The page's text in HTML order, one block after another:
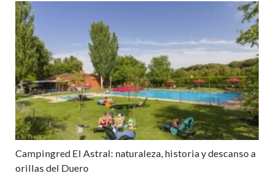
Campingred El Astral: naturaleza, historia y descanso a
orillas del Duero